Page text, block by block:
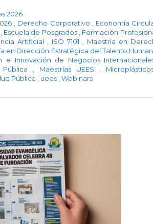
2026
Derecho Corporativo
Economía
Escuela de Posgrados
Formación
Artificial ISO 7101
Maestría en
en Dirección Estratégica del Talento
e Innovación de Negocios
Maestrías UEES
Pública uees Webinars